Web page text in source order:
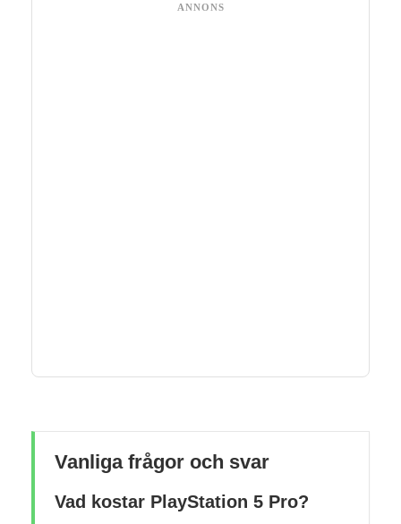
ANNONS
Vanliga frågor och svar
Vad kostar PlayStation 5 Pro?